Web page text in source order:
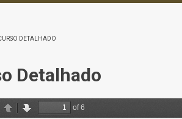
DETALHADO
Detalhado